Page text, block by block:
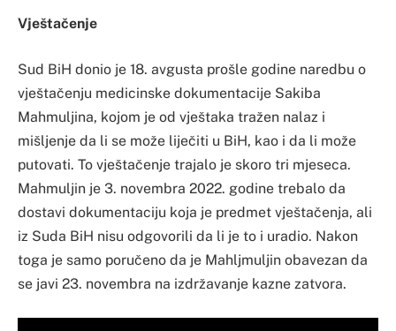
Vještačenje
Sud BiH donio je 18. avgusta prošle godine naredbu o
vještačenju medicinske dokumentacije Sakiba
Mahmuljina, kojom je od vještaka tražen nalaz i
mišljenje da li se može liječiti u BiH, kao i da li može
putovati. To vještačenje trajalo je skoro tri mjeseca.
Mahmuljin je 3. novembra 2022. godine trebalo da
dostavi dokumentaciju koja je predmet vještačenja, ali
iz Suda BiH nisu odgovorili da li je to i uradio. Nakon
toga je samo poručeno da je Mahljmuljin obavezan da
se javi 23. novembra na izdržavanje kazne zatvora.